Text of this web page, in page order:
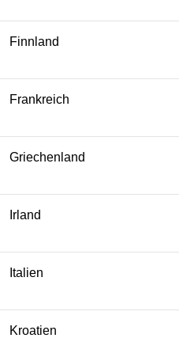
Finnland
Frankreich
Griechenland
Irland
Italien
Kroatien